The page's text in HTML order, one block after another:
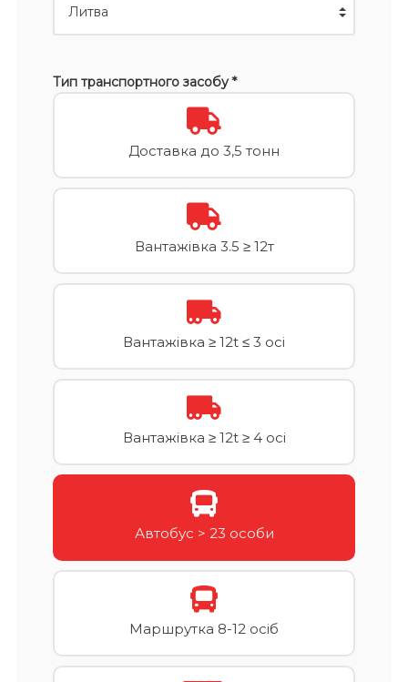
Тип транспортного засобу *
Доставка до 3,5 тонн
Вантажівка 3.5 ≥ 12т
Вантажівка ≥ 12t ≤ 3 осі
Вантажівка ≥ 12t ≥ 4 осі
Автобус > 23 особи
Маршрутка 8-12 осіб